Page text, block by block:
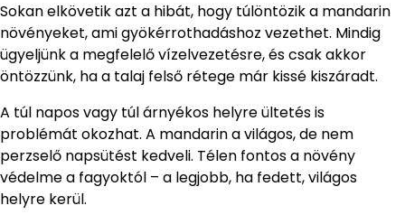
Sokan elkövetik azt a hibát, hogy túlöntözik a mandarin
növényeket, ami gyökérrothadáshoz vezethet. Mindig
ügyeljünk a megfelelő vízelvezetésre, és csak akkor
öntözzünk, ha a talaj felső rétege már kissé kiszáradt.
A túl napos vagy túl árnyékos helyre ültetés is
problémát okozhat. A mandarin a világos, de nem
perzselő napsütést kedveli. Télen fontos a növény
védelme a fagyoktól – a legjobb, ha fedett, világos
helyre kerül.